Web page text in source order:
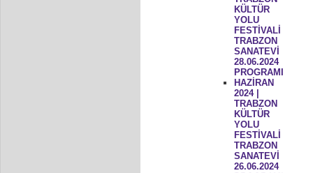
KÜLTÜR
YOLU
FESTİVALİ
TRABZON
SANATEVİ
28.06.2024
PROGRAMI
HAZİRAN
2024 |
TRABZON
KÜLTÜR
YOLU
FESTİVALİ
TRABZON
SANATEVİ
26.06.2024